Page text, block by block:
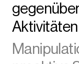
Aktivitäten